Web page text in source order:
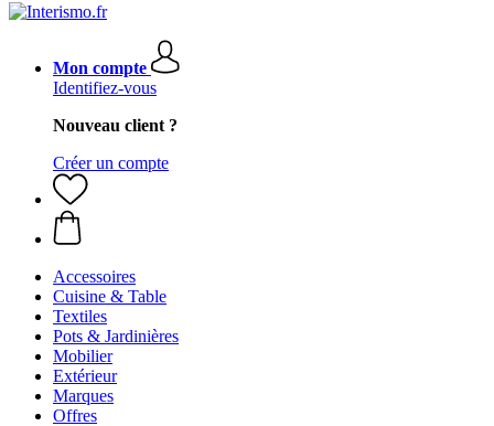
Mon compte
Identifiez-vous
Nouveau client ?
Créer un compte
Accessoires
Cuisine & Table
Textiles
Pots & Jardinières
Mobilier
Extérieur
Marques
Offres